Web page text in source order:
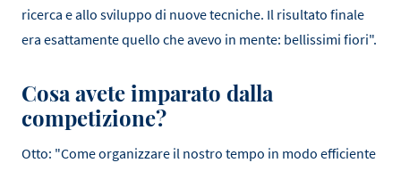
ricerca e allo sviluppo di nuove tecniche. Il risultato finale
era esattamente quello che avevo in mente: bellissimi fiori".
Cosa avete imparato dalla
competizione?
Otto: "Come organizzare il nostro tempo in modo efficiente